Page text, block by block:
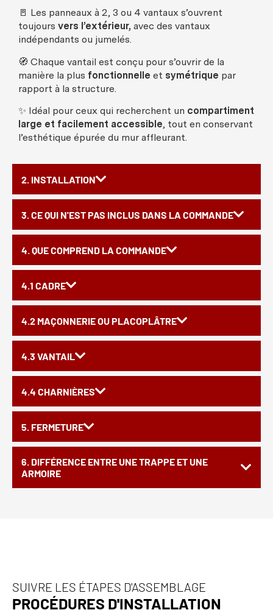
2. INSTALLATION
3. CE QUI N'EST PAS INCLUS DANS LA COMMANDE
4. QUE COMPREND LA COMMANDE
4.1 CADRE
4.2 MAÇONNERIE OU PLACOPLÂTRE
4.3 VANTAIL
4.4 CHARNIÈRES
5. FERMETURE
6. DIFFÉRENCE ENTRE UNE TRAPPE ET UNE
ARMOIRE
🚪 Les panneaux à 2, 3 ou 4 vantaux s’ouvrent
toujours vers l’extérieur, avec des vantaux
indépendants ou jumelés.
🧭 Chaque vantail est conçu pour s’ouvrir de la
manière la plus fonctionnelle et symétrique par
rapport à la structure.
✨ Idéal pour ceux qui recherchent un compartiment
large et facilement accessible, tout en conservant
l’esthétique épurée du mur affleurant.
SUIVRE LES ÉTAPES D'ASSEMBLAGE
PROCÉDURES D'INSTALLATION